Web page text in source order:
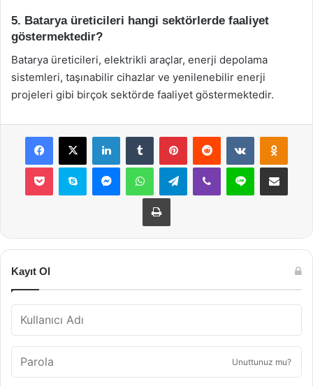
5. Batarya üreticileri hangi sektörlerde faaliyet
göstermektedir?
Batarya üreticileri, elektrikli araçlar, enerji depolama
sistemleri, taşınabilir cihazlar ve yenilenebilir enerji
projeleri gibi birçok sektörde faaliyet göstermektedir.
Facebook
X LinkedInTumblr PinterestReddit VKontakte
Pocket Skype MessengerWhatsAppTelegramViber Line E-Posta ile
Yazdır
Kayıt Ol
Unuttunuz mu?